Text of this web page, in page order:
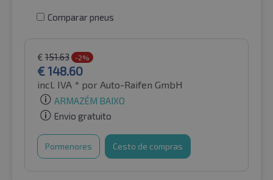
Comparar pneus
€ 151.63 -2%
€148.60
incl. IVA * por Auto-Raifen GmbH
ARMAZÉM BAIXO
Envio gratuito
Pormenores Cesto de compras